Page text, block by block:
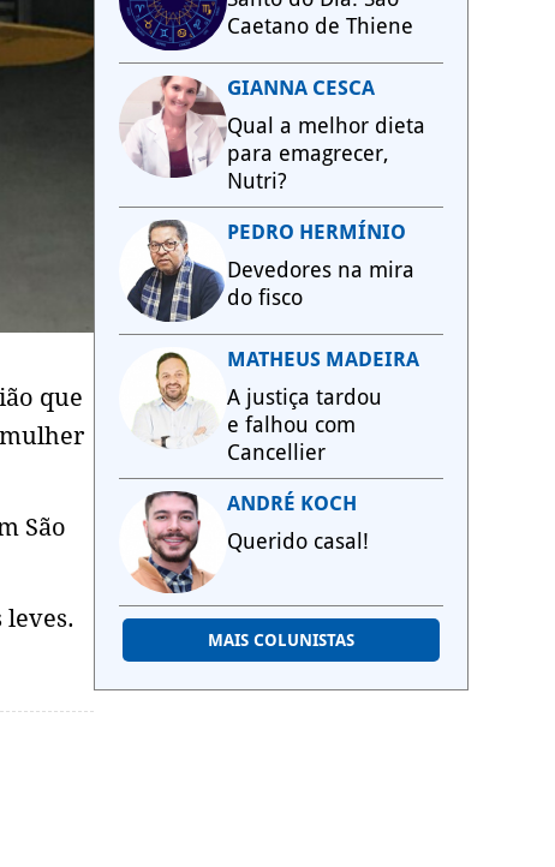
que
São
Caetano de Thiene
GIANNA CESCA
Qual a melhor dieta
para emagrecer,
Nutri?
PEDRO HERMÍNIO
Devedores na mira
do fisco
MATHEUS MADEIRA
A justiça tardou
e falhou com
Cancellier
ANDRÉ KOCH
Querido casal!
MAIS COLUNISTAS